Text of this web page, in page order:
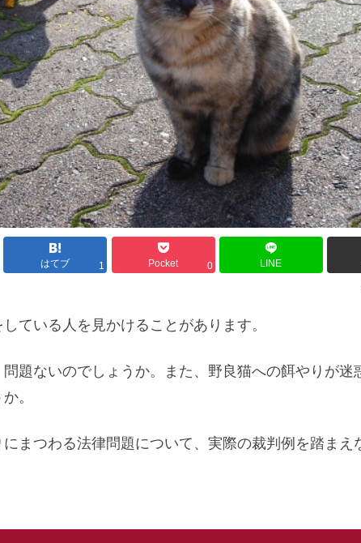
はてブ 1 Pocket 0 LINE
ている人を見かけることがあります。
題ないのでしょうか。また、野良猫への餌やりが迷
。
まつわる法律問題について、実際の裁判例を踏まえ